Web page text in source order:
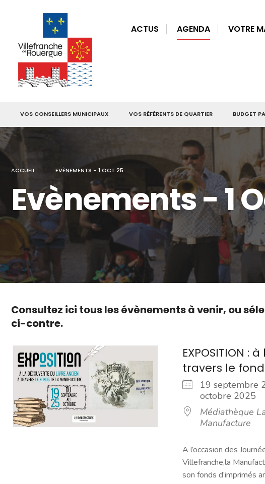
ACTUS AGENDA VOTRE
VOS CONSEILLERS MUNICIPAUX VOS RÉFÉRENTS DE QUARTIER BUDGET
ACCUEIL EVÈNEMENTS - 1 OCT 25
Evènements - 1
Consultez ici tous les évènements à venir, ou
ci-contre.
EXPOSITION
travers le
19 septembre
octobre 2025
Médiathèque
Manufacture
A l’occasion des
Villefranche,la
son fonds d’imprimés